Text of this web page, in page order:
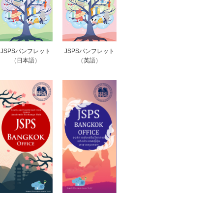
JSPSパンフレット
（日本語）
JSPSパンフレット
（英語）